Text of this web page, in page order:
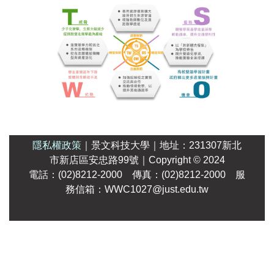
隱私權政策 景文科技大學
地址：231307新北
市新店區安忠路99號 ｜Copyright© 2024
電話：(02)8212-2000 傳真：(02)8212-2000 服
務信箱：WWC1027@just.edu.tw